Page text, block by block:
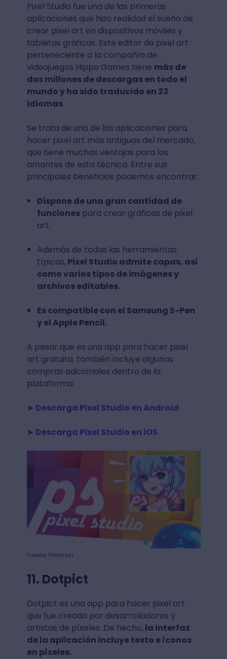
Pixel Studio fue una de las primeras
aplicaciones que hizo realidad el sueño de
crear pixel art en dispositivos móviles y
tabletas gráficas. Este editor de pixel art
perteneciente a la compañía de
videojuegos Hippo Games tiene más de
dos millones de descargas en todo el
mundo y ha sido traducido en 23
idiomas.
Se trata de una de las aplicaciones para
hacer pixel art más antiguas del mercado,
que tiene muchas ventajas para los
amantes de esta técnica. Entre sus
principales beneficios podemos encontrar:
Dispone de una gran cantidad de
funcionespara crear gráficas de pixel
art.
Además de todas las herramientas
típicas, Pixel Studio admite capas, así
como varios tipos de imágenes y
archivos editables.
Es compatible con el Samsung S-Pen
y el Apple Pencil.
A pesar que es una app para hacer pixel
art gratuita, también incluye algunas
compras adicionales dentro de la
plataforma.
➤ Descarga Pixel Studio en Android
➤ Descarga Pixel Studio en iOS
Fuente: Pinterest
11. Dotpict
Dotpict es una app para hacer pixel art
que fue creada por desarrolladores y
artistas de píxeles. De hecho, la interfaz
de la aplicación incluye texto e íconos
en píxeles.